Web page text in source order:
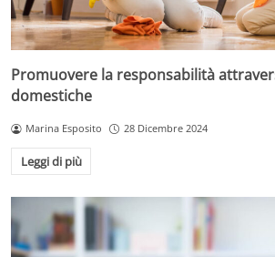
Promuovere la responsabilità
domestiche
Marina Esposito 28 Dicembre 2024
Leggi di più